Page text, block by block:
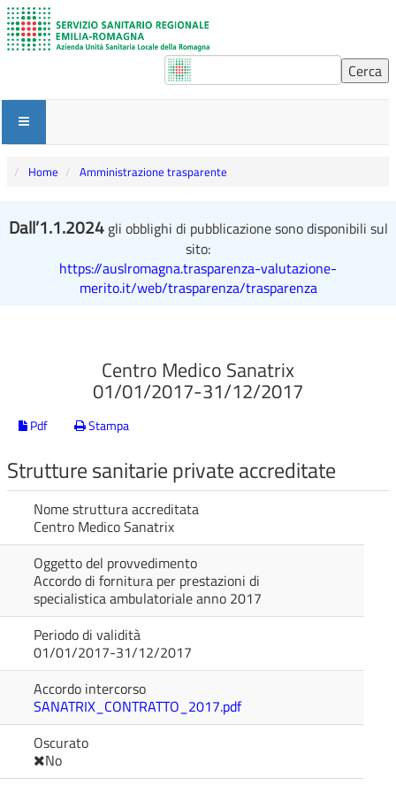
Home Amministrazione trasparente
Dall’1.1.2024gli obblighi di pubblicazione sono disponibili sul
sito:
https://auslromagna.trasparenza-valutazione-
merito.it/web/trasparenza/trasparenza
Centro Medico Sanatrix
01/01/2017-31/12/2017
Pdf Stampa
Strutture sanitarie private accreditate
Nome struttura accreditata
Centro Medico Sanatrix
Oggetto del provvedimento
Accordo di fornitura per prestazioni di
specialistica ambulatoriale anno 2017
Periodo di validità
01/01/2017-31/12/2017
Accordo intercorso
SANATRIX_CONTRATTO_2017.pdf
Oscurato
No